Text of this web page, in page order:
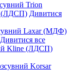
Trion
(ЛДСП) Дивитися
Laxar (МДФ)
Дивитися все
Kline (ЛДСП)
Korsar